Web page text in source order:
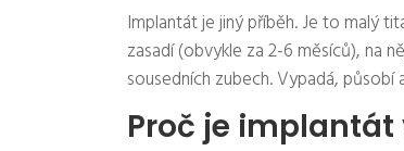
Implantát je jiný příběh. Je to malý
zasadí (obvykle za 2-6 měsíců), na
sousedních zubech. Vypadá,
Proč je